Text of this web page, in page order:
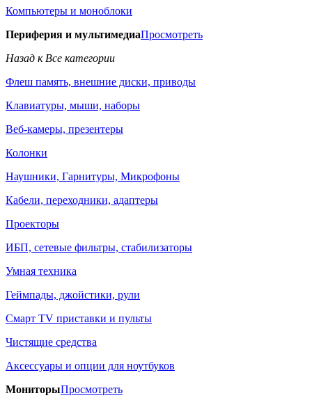
Компьютеры и моноблоки
Периферия и мультимедиаПросмотреть
Назад к Все категории
Флеш память, внешние диски, приводы
Клавиатуры, мыши, наборы
Веб-камеры, презентеры
Колонки
Наушники, Гарнитуры, Микрофоны
Кабели, переходники, адаптеры
Проекторы
ИБП, сетевые фильтры, стабилизаторы
Умная техника
Геймпады, джойстики, рули
Смарт TV приставки и пульты
Чистящие средства
Аксессуары и опции для ноутбуков
МониторыПросмотреть